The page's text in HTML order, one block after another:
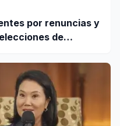
por renuncias y
de